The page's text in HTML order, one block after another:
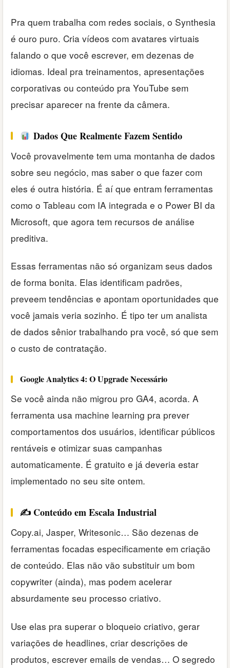
Pra quem trabalha com redes sociais, o Synthesia
é ouro puro. Cria vídeos com avatares virtuais
falando o que você escrever, em dezenas de
idiomas. Ideal pra treinamentos, apresentações
corporativas ou conteúdo pra YouTube sem
precisar aparecer na frente da câmera.
Dados Que Realmente Fazem Sentido
Você provavelmente tem uma montanha de dados
sobre seu negócio, mas saber o que fazer com
eles é outra história. É aí que entram ferramentas
como o Tableau com IA integrada e o Power BI da
Microsoft, que agora tem recursos de análise
preditiva.
Essas ferramentas não só organizam seus dados
de forma bonita. Elas identificam padrões,
preveem tendências e apontam oportunidades que
você jamais veria sozinho. É tipo ter um analista
de dados sênior trabalhando pra você, só que sem
o custo de contratação.
Google Analytics 4: O Upgrade Necessário
Se você ainda não migrou pro GA4, acorda. A
ferramenta usa machine learning pra prever
comportamentos dos usuários, identificar públicos
rentáveis e otimizar suas campanhas
automaticamente. É gratuito e já deveria estar
implementado no seu site ontem.
✍️ Conteúdo em Escala Industrial
Copy.ai, Jasper, Writesonic… São dezenas de
ferramentas focadas especificamente em criação
de conteúdo. Elas não vão substituir um bom
copywriter (ainda), mas podem acelerar
absurdamente seu processo criativo.
Use elas pra superar o bloqueio criativo, gerar
variações de headlines, criar descrições de
produtos, escrever emails de vendas… O segredo